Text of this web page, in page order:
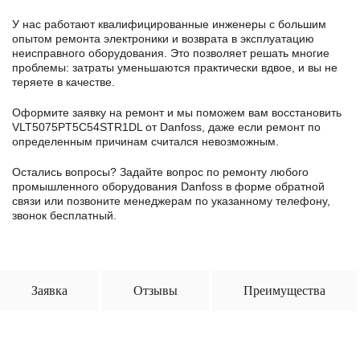
У нас работают квалифицированные инженеры с большим
опытом ремонта электроники и возврата в эксплуатацию
неисправного оборудования. Это позволяет решать многие
проблемы: затраты уменьшаются практически вдвое, и вы не
теряете в качестве.
Оформите заявку на ремонт и мы поможем вам восстановить
VLT5075PT5C54STR1DL от Danfoss, даже если ремонт по
определенным причинам считался невозможным.
Остались вопросы? Задайте вопрос по ремонту любого
промышленного оборудования Danfoss в формe обратной
связи или позвоните менеджерам по указанному телефону,
звонок бесплатный.
Заявка Отзывы Преимущества